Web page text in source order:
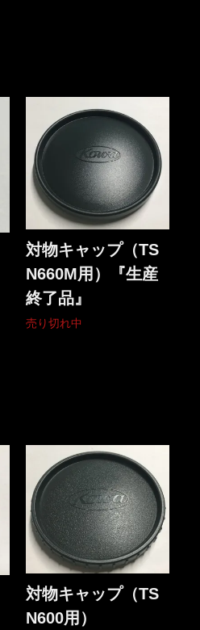
対物キャップ（TS
N660M用）『生産
終了品』
売り切れ中
対物キャップ（TS
N600用）